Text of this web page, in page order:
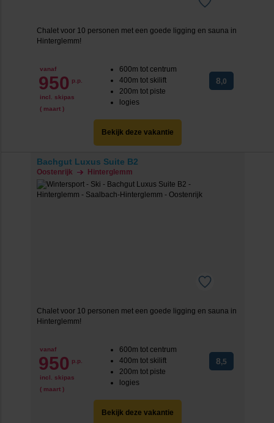
Chalet voor 10 personen met een goede ligging en sauna in
Hinterglemm!
vanaf
950 p.p.
incl. skipas
( maart )
600m tot centrum
400m tot skilift
200m tot piste
logies
8,0
Bekijk deze vakantie
Bachgut Luxus Suite B2
Oostenrijk Hinterglemm
Chalet voor 10 personen met een goede ligging en sauna in
Hinterglemm!
vanaf
950 p.p.
incl. skipas
( maart )
600m tot centrum
400m tot skilift
200m tot piste
logies
8,5
Bekijk deze vakantie